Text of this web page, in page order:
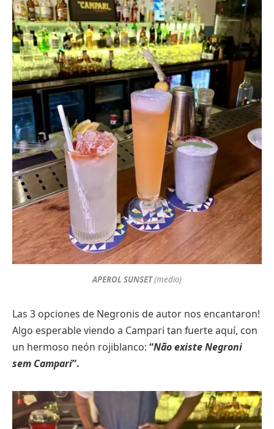
APEROL SUNSET(medio)
Las 3 opciones de Negronis de autor nos encantaron!
Algo esperable viendo a Campari tan fuerte aquí, con
un hermoso neón rojiblanco: “Não existe Negroni
sem Campari”.